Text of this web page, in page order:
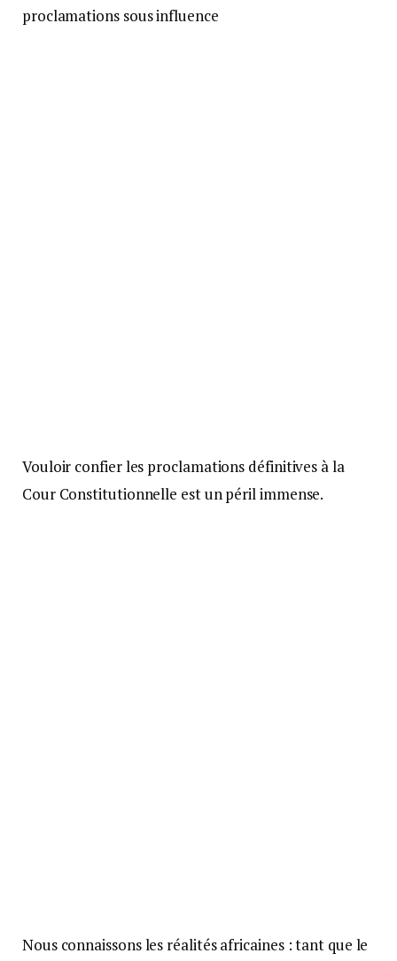
proclamations sous influence
Vouloir confier les proclamations définitives à la
Cour Constitutionnelle est un péril immense.
Nous connaissons les réalités africaines : tant que le